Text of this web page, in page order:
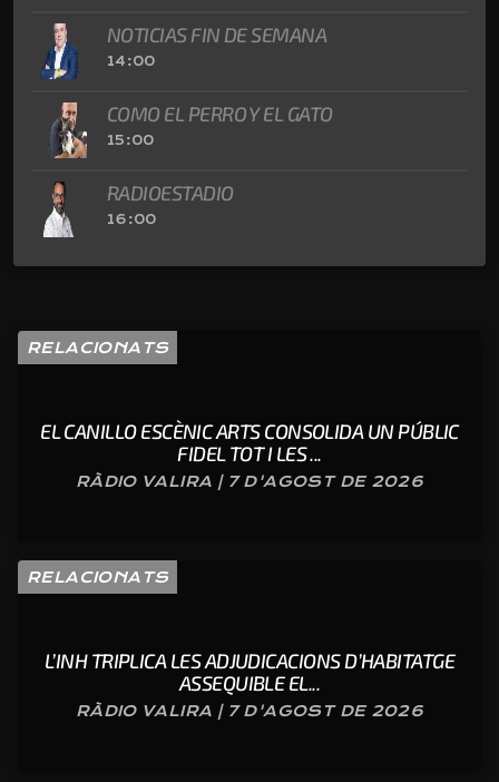
NOTICIAS FIN DE SEMANA
14:00
COMO EL PERRO Y EL GATO
15:00
RADIOESTADIO
16:00
RELACIONATS
EL CANILLO ESCÈNIC ARTS CONSOLIDA UN PÚBLIC
FIDEL TOT I LES ...
RÀDIO VALIRA | 7 D'AGOST DE 2026
RELACIONATS
L’INH TRIPLICA LES ADJUDICACIONS D’HABITATGE
ASSEQUIBLE EL...
RÀDIO VALIRA | 7 D'AGOST DE 2026